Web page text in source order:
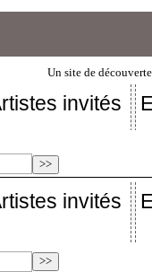
Un site de
invités
invités